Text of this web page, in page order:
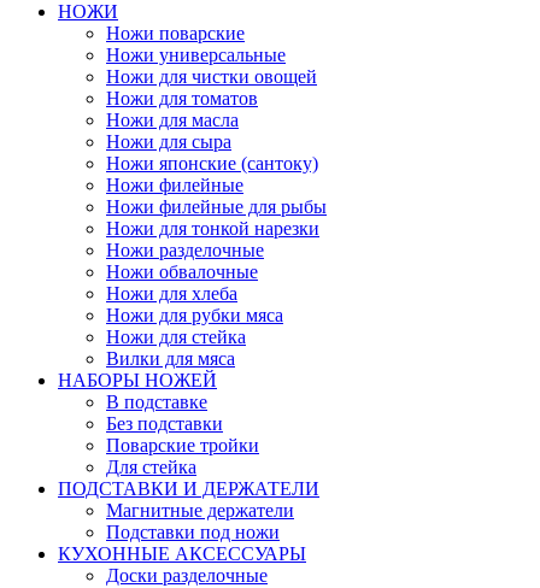
НОЖИ
Ножи поварские
Ножи универсальные
Ножи для чистки овощей
Ножи для томатов
Ножи для масла
Ножи для сыра
Ножи японские (сантоку)
Ножи филейные
Ножи филейные для рыбы
Ножи для тонкой нарезки
Ножи разделочные
Ножи обвалочные
Ножи для хлеба
Ножи для рубки мяса
Ножи для стейка
Вилки для мяса
НАБОРЫ НОЖЕЙ
В подставке
Без подставки
Поварские тройки
Для стейка
ПОДСТАВКИ И ДЕРЖАТЕЛИ
Магнитные держатели
Подставки под ножи
КУХОННЫЕ АКСЕССУАРЫ
Доски разделочные